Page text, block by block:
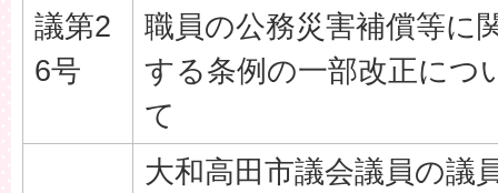
議第2
6号
職員の公務災害補償等に
する条例の一部改正につ
て
大和高田市議会議員の議